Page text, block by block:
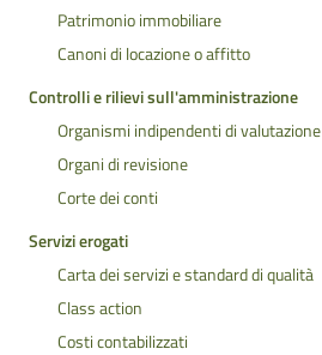
Patrimonio immobiliare
Canoni di locazione o affitto
Controlli e rilievi sull'amministrazione
Organismi indipendenti di valutazione
Organi di revisione
Corte dei conti
Servizi erogati
Carta dei servizi e standard di qualità
Class action
Costi contabilizzati